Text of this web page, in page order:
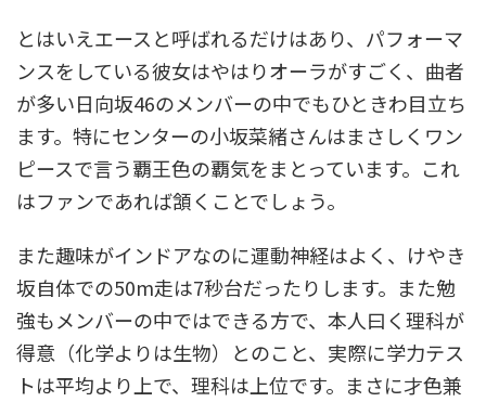
とはいえエースと呼ばれるだけはあり、パフォーマ
ンスをしている彼女はやはりオーラがすごく、曲者
が多い日向坂46のメンバーの中でもひときわ目立ち
ます。特にセンターの小坂菜緒さんはまさしくワン
ピースで言う覇王色の覇気をまとっています。これ
はファンであれば頷くことでしょう。
また趣味がインドアなのに運動神経はよく、けやき
坂自体での50m走は7秒台だったりします。また勉
強もメンバーの中ではできる方で、本人曰く理科が
得意（化学よりは生物）とのこと、実際に学力テス
トは平均より上で、理科は上位です。まさに才色兼